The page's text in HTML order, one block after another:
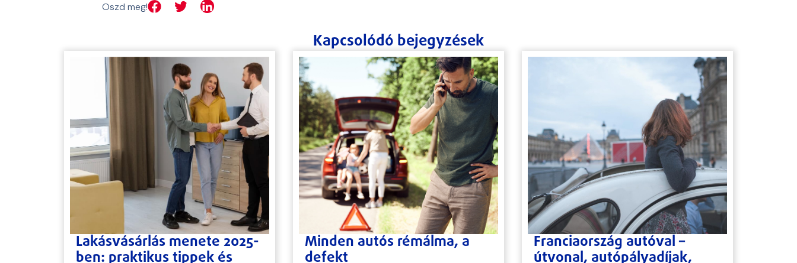
Oszd meg!
Kapcsolódó bejegyzések
Lakásvásárlás menete 2025-
ben: praktikus tippek és
Minden autós rémálma, a
defekt
Franciaország autóval –
útvonal, autópályadíjak,